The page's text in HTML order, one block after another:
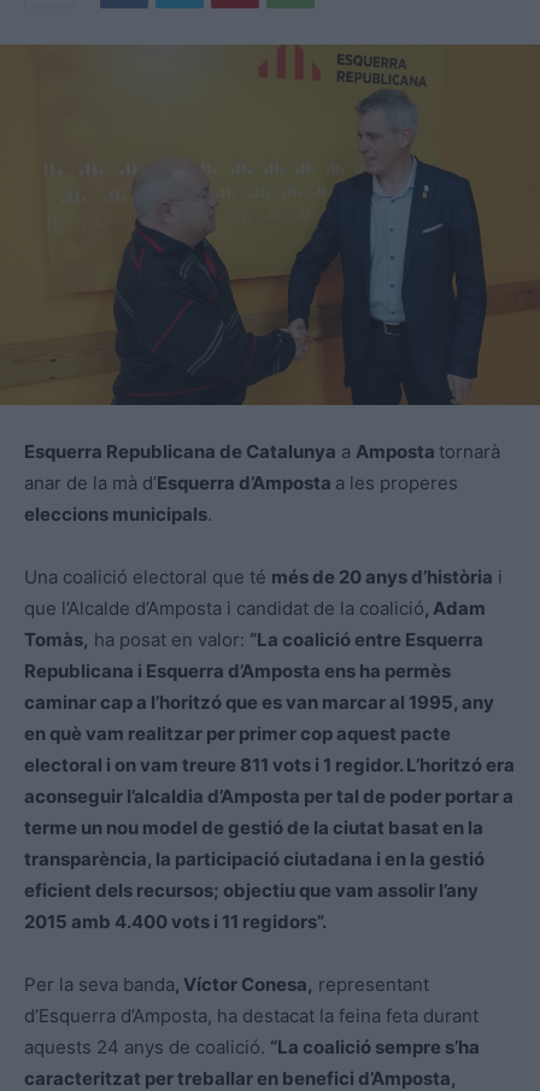
Esquerra Republicana de Catalunya a Amposta tornarà
anar de la mà d’Esquerra d’Amposta a les properes
eleccions municipals.
Una coalició electoral que té més de 20 anys d’història i
que l’Alcalde d’Amposta i candidat de la coalició, Adam
Tomàs, ha posat en valor: “La coalició entre Esquerra
Republicana i Esquerra d’Amposta ens ha permès
caminar cap a l’horitzó que es van marcar al 1995, any
en què vam realitzar per primer cop aquest pacte
electoral i on vam treure 811 vots i 1 regidor. L’horitzó era
aconseguir l’alcaldia d’Amposta per tal de poder portar a
terme un nou model de gestió de la ciutat basat en la
transparència, la participació ciutadana i en la gestió
eficient dels recursos; objectiu que vam assolir l’any
2015 amb 4.400 vots i 11 regidors”.
Per la seva banda, Víctor Conesa, representant
d’Esquerra d’Amposta, ha destacat la feina feta durant
aquests 24 anys de coalició. “La coalició sempre s’ha
caracteritzat per treballar en benefici d’Amposta,